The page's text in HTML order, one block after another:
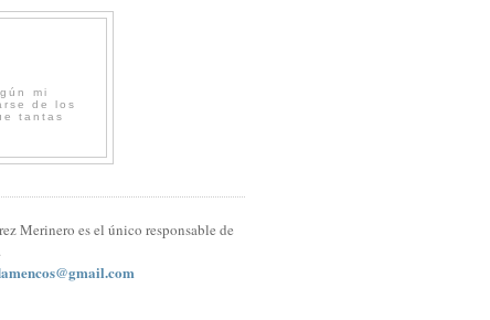
mi
de los
tantas
Merinero es el único responsable de